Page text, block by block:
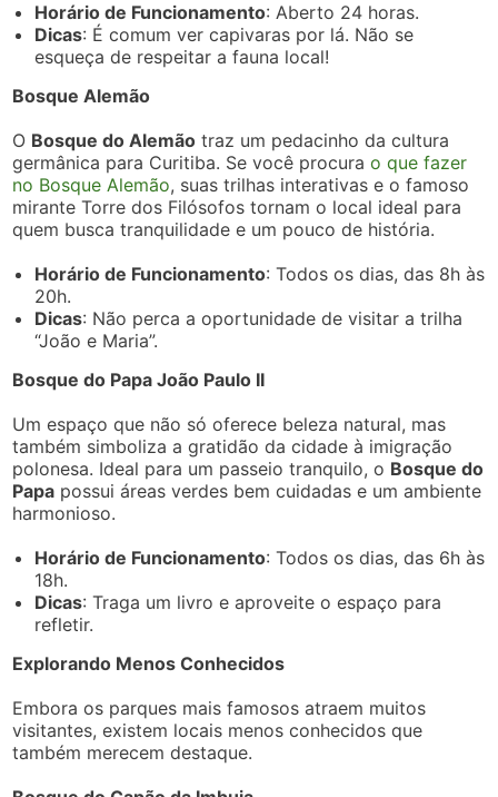
Horário de Funcionamento: Aberto 24 horas.
Dicas: É comum ver capivaras por lá. Não se
esqueça de respeitar a fauna local!
Bosque Alemão
O Bosque do Alemão traz um pedacinho da cultura
germânica para Curitiba. Se você procurao que fazer
no Bosque Alemão, suas trilhas interativas e o famoso
mirante Torre dos Filósofos tornam o local ideal para
quem busca tranquilidade e um pouco de história.
Horário de Funcionamento: Todos os dias, das 8h às
20h.
Dicas: Não perca a oportunidade de visitar a trilha
“João e Maria”.
Bosque do Papa João Paulo II
Um espaço que não só oferece beleza natural, mas
também simboliza a gratidão da cidade à imigração
polonesa. Ideal para um passeio tranquilo, o Bosque do
Papa possui áreas verdes bem cuidadas e um ambiente
harmonioso.
Horário de Funcionamento: Todos os dias, das 6h às
18h.
Dicas: Traga um livro e aproveite o espaço para
refletir.
Explorando Menos Conhecidos
Embora os parques mais famosos atraem muitos
visitantes, existem locais menos conhecidos que
também merecem destaque.